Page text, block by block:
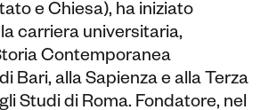
e Chiesa), ha iniziato
carriera universitaria,
Contemporanea
Bari, alla Sapienza e alla Terza
Studi di Roma. Fondatore, nel